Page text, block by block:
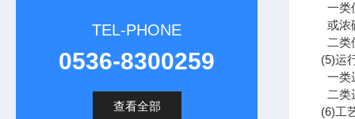
TEL-PHONE
0536-8300259
查看全部
一类
或浓
二类
(5)运
一类
二类
(6)工